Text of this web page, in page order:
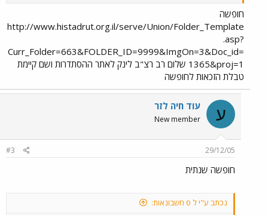
חופשה
http://www.histadrut.org.il/serve/Union/Folder_Template
.asp?
Curr_Folder=663&FOLDER_ID=9999&ImgOn=3&Doc_id=
1365&proj=1 שלום רב רצ"ב לינק לאתר ההסתדרות ושם קיימת
טבלת הזכאות לחופשה
ע עוד חיה לזר
New member
29/12/05
#3
חופשה שנתית
נכתב ע"י ל ס חשבונאות: